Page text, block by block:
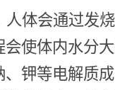
人体会通过发
会使体内水分
钾等电解质成